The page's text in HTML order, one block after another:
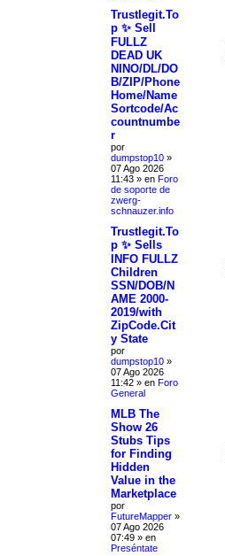
Trustlegit.To
p ✨ Sell
FULLZ
DEAD UK
NINO/DL/DO
B/ZIP/Phone
Home/Name
Sortcode/Ac
countnumbe
r
por
dumpstop10 »
07 Ago 2026
11:43 » en Foro
de soporte de
zwerg-
schnauzer.info
Trustlegit.To
p ✨ Sells
INFO FULLZ
Children
SSN/DOB/N
AME 2000-
2019/with
ZipCode.Cit
y State
por
dumpstop10 »
07 Ago 2026
11:42 » en Foro
General
MLB The
Show 26
Stubs Tips
for Finding
Hidden
Value in the
Marketplace
por
FutureMapper »
07 Ago 2026
07:49 » en
Preséntate